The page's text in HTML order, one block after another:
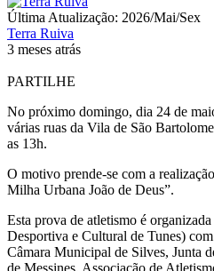
Última Atualização: 2026/Mai/Sex
Terra Ruiva
3 meses atrás
PARTILHE
No próximo domingo, dia 24 de
várias ruas da Vila de São
as 13h.
O motivo prende-se com a
Milha Urbana João de Deus”.
Esta prova de atletismo é
Desportiva e Cultural de Tunes)
Câmara Municipal de Silves, Junta
de Messines, Associação de